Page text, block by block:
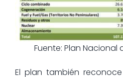
Fuente: Plan Nacional
El plan también